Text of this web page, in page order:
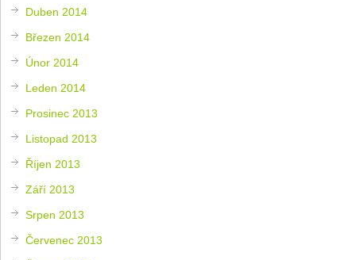
Duben 2014
Březen 2014
Únor 2014
Leden 2014
Prosinec 2013
Listopad 2013
Říjen 2013
Září 2013
Srpen 2013
Červenec 2013